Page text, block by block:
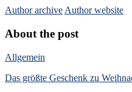
Author archive Author website
About the post
Allgemein
Das größte Geschenk zu